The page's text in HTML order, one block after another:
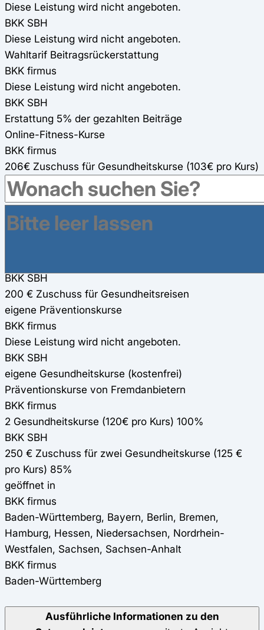
Diese Leistung wird nicht angeboten.
BKK SBH
Diese Leistung wird nicht angeboten.
Wahltarif Beitragsrückerstattung
BKK firmus
Diese Leistung wird nicht angeboten.
BKK SBH
Erstattung 5% der gezahlten Beiträge
Online-Fitness-Kurse
BKK firmus
206€ Zuschuss für Gesundheitskurse (103€ pro Kurs)
90%
BKK SBH
verschiedene eigene Online-Fitness-Kurse
Gesundheitsreisen
BKK SBH
200 € Zuschuss für Gesundheitsreisen
eigene Präventionskurse
BKK firmus
Diese Leistung wird nicht angeboten.
BKK SBH
eigene Gesundheitskurse (kostenfrei)
Präventionskurse von Fremdanbietern
BKK firmus
2 Gesundheitskurse (120€ pro Kurs) 100%
BKK SBH
250 € Zuschuss für zwei Gesundheitskurse (125 €
pro Kurs) 85%
geöffnet in
BKK firmus
Baden-Württemberg, Bayern, Berlin, Bremen,
Hamburg, Hessen, Niedersachsen, Nordrhein-
Westfalen, Sachsen, Sachsen-Anhalt
BKK firmus
Baden-Württemberg
Ausführliche Informationen zu den